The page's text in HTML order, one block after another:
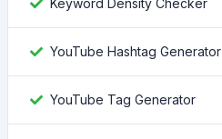
Keyword Density Checker
YouTube Hashtag Generator
YouTube Tag Generator